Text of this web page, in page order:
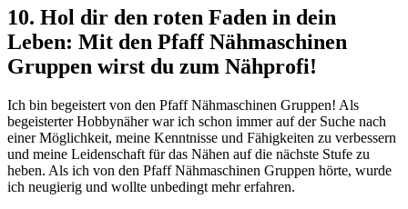
10. Hol dir den roten Faden in dein
Leben: Mit den Pfaff Nähmaschinen
Gruppen wirst du zum Nähprofi!
Ich bin begeistert von den Pfaff Nähmaschinen Gruppen! Als
begeisterter Hobbynäher war ich schon immer auf der Suche nach
einer Möglichkeit, meine Kenntnisse und Fähigkeiten zu verbessern
und meine Leidenschaft für das Nähen auf die nächste Stufe zu
heben. Als ich von den Pfaff Nähmaschinen Gruppen hörte, wurde
ich neugierig und wollte unbedingt mehr erfahren.